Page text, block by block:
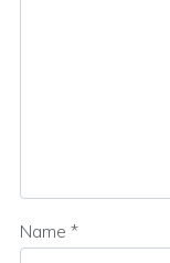
Name *